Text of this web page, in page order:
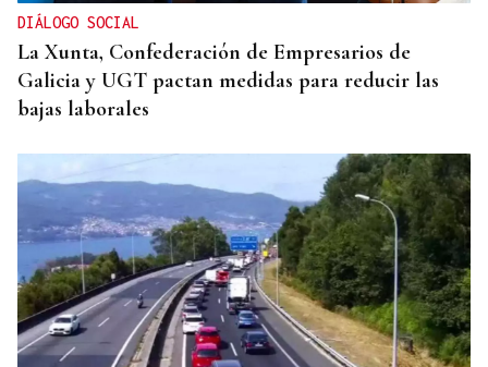
DIÁLOGO SOCIAL
La Xunta, Confederación de Empresarios de
Galicia y UGT pactan medidas para reducir las
bajas laborales